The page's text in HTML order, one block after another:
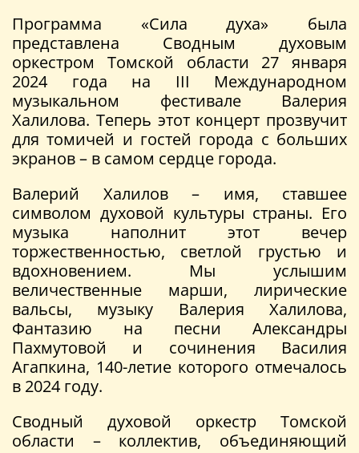
Программа «Сила духа» была
представлена Сводным духовым
оркестром Томской области 27 января
2024 года на III Международном
музыкальном фестивале Валерия
Халилова. Теперь этот концерт прозвучит
для томичей и гостей города с больших
экранов – в самом сердце города.
Валерий Халилов – имя, ставшее
символом духовой культуры страны. Его
музыка наполнит этот вечер
торжественностью, светлой грустью и
вдохновением. Мы услышим
величественные марши, лирические
вальсы, музыку Валерия Халилова,
Фантазию на песни Александры
Пахмутовой и сочинения Василия
Агапкина, 140-летие которого отмечалось
в 2024 году.
Сводный духовой оркестр Томской
области – коллектив, объединяющий